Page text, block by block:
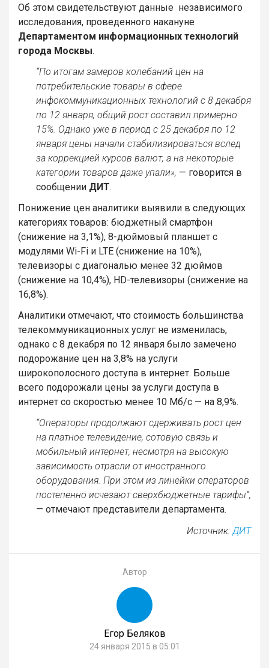
Об этом свидетельствуют данные независимого
исследования, проведенного накануне
Департаментом информационных технологий
города Москвы.
“По итогам замеров колебаний цен на
потребительские товары в сфере
инфокоммуникационных технологий с 8 декабря
по 12 января, общий рост составил примерно
15%. Однако уже в период с 25 декабря по 12
января цены начали стабилизироваться вслед
за коррекцией курсов валют, а на некоторые
категории товаров даже упали», — говорится в
сообщении ДИТ.
Понижение цен аналитики выявили в следующих
категориях товаров: бюджетный смартфон
(снижение на 3,1%), 8-дюймовый планшет с
модулями Wi-Fi и LTE (снижение на 10%),
телевизоры с диагональю менее 32 дюймов
(снижение на 10,4%), HD-телевизоры (снижение на
16,8%).
Аналитики отмечают, что стоимость большинства
телекоммуникационных услуг не изменилась,
однако с 8 декабря по 12 января было замечено
подорожание цен на 3,8% на услуги
широкополосного доступа в интернет. Больше
всего подорожали цены за услуги доступа в
интернет со скоростью менее 10 Мб/с — на 8,9%.
“Операторы продолжают сдерживать рост цен
на платное телевидение, сотовую связь и
мобильный интернет, несмотря на высокую
зависимость отрасли от иностранного
оборудования. При этом из линейки операторов
постепенно исчезают сверхбюджетные тарифы”,
— отмечают представители департамента.
Источник: ДИТ
Автор
Егор Беляков
24 января 2015 в 05:01